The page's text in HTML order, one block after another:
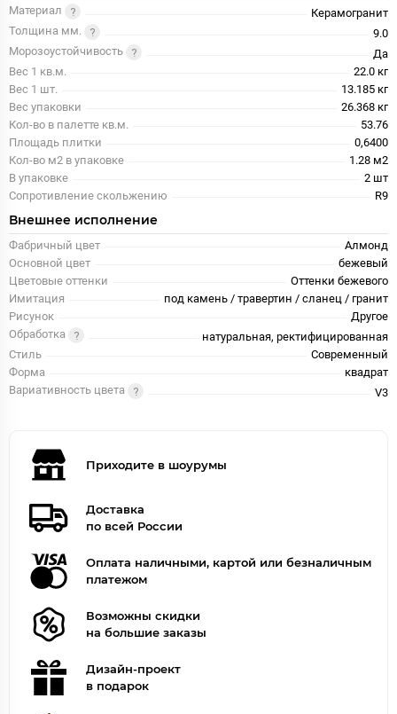
Материал
Керамогранит
Толщина мм.
9.0
Морозоустойчивость
Да
Вес 1 кв.м.
22.0 кг
Вес 1 шт.
13.185 кг
Вес упаковки
26.368 кг
Кол-во в палетте кв.м.
53.76
Площадь плитки
0,6400
Кол-во м2 в упаковке
1.28 м2
В упаковке
2 шт
Сопротивление скольжению
R9
Внешнее исполнение
Фабричный цвет
Алмонд
Основной цвет
бежевый
Цветовые оттенки
Оттенки бежевого
Имитация
под камень / травертин / сланец / гранит
Рисунок
Другое
Обработка
натуральная, ректифицированная
Стиль
Современный
Форма
квадрат
Вариативность цвета
V3
Приходите в шоурумы
Доставка
по всей России
Оплата наличными, картой или безналичным
платежом
Возможны скидки
на большие заказы
Дизайн-проект
в подарок